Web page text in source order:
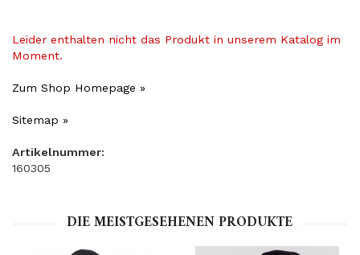
Leider enthalten nicht das Produkt in unserem Katalog im
Moment.
Zum Shop Homepage »
Sitemap »
Artikelnummer:
160305
DIE MEISTGESEHENEN PRODUKTE